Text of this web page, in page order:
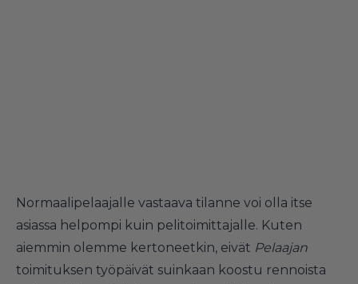
Normaalipelaajalle vastaava tilanne voi olla itse
asiassa helpompi kuin pelitoimittajalle. Kuten
aiemmin olemme kertoneetkin, eivät Pelaajan
toimituksen työpäivät suinkaan koostu rennoista